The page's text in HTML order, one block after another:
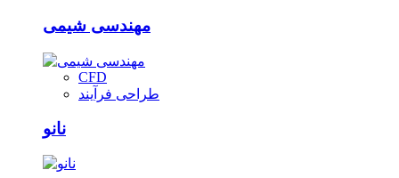
مهندسی شیمی
CFD
طراحی فرآیند
نانو